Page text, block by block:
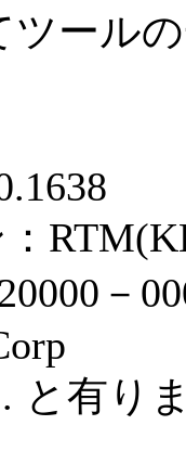
ール
－
まし